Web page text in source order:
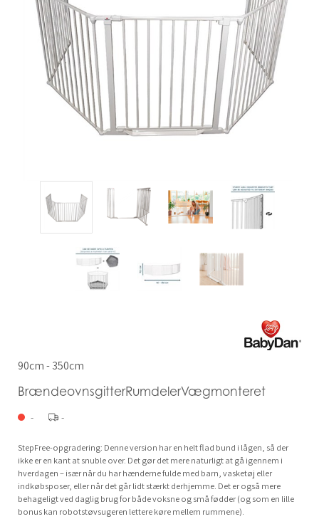
90cm - 350cm
BrændeovnsgitterRumdelerVægmonteret
- -
StepFree-opgradering: Denne version har en helt flad bund i lågen, så der
ikke er en kant at snuble over. Det gør det mere naturligt at gå igennem i
hverdagen – især når du har hænderne fulde med barn, vasketøj eller
indkøbsposer, eller når det går lidt stærkt derhjemme. Det er også mere
behageligt ved daglig brug for både voksne og små fødder (og som en lille
bonus kan robotstøvsugeren lettere køre mellem rummene).